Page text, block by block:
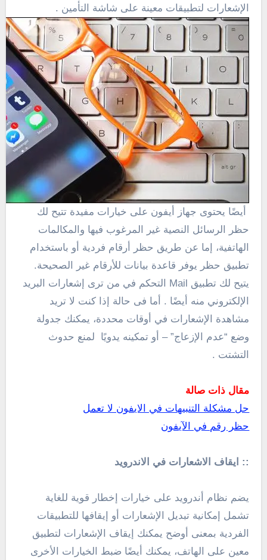
الإشعارات لتطبيقات معينة على شاشة التأمين .
أيضًا يحتوى جهاز أيفون على خيارات مفيدة تتيح لك
حظر الرسائل النصية غير المرغوب فيها والمكالمات
الهاتفية، إما عن طريق حظر أرقام فردية أو باستخدام
تطبيق حظر يوفر قاعدة بيانات للأرقام غير الصحيحة.
يتيح لك تطبيق Mail التحكم في من ترى إشعارات البريد
الإلكتروني منه أيضًا . أما فى حالة إذا كنت لا تريد
مشاهدة الإشعارات في أوقات محددة، يمكنك جدولة
وضع “عدم الإزعاج” – أو تمكينه يدويًا لمنع حدوث
التشتت .
مقال ذات صالة
حل مشكلة التنبيهات في الايفون لا تعمل
حظر رقم في الآيفون
:: ايقاف الاشعارات في الاندرويد
يضم نظام أندرويد على خيارات إخطار قوية للغاية
تشمل إمكانية تبديل الإشعارات أو إيقافها للتطبيقات
الفردية بمعنى أوضح يمكنك إيقاف الإشعارات لتطبيق
معين على الهاتف، يمكنك أيضًا ضبط الخيارات الأخرى